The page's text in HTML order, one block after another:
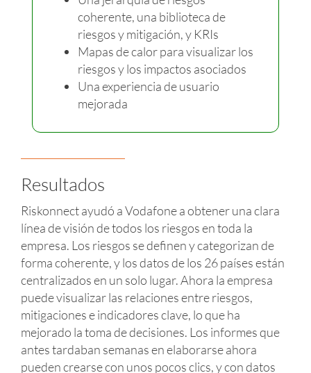
coherente, una biblioteca de
riesgos y mitigación, y KRIs
Mapas de calor para visualizar los
riesgos y los impactos asociados
Una experiencia de usuario
mejorada
Resultados
Riskonnect ayudó a Vodafone a obtener una clara
línea de visión de todos los riesgos en toda la
empresa. Los riesgos se definen y categorizan de
forma coherente, y los datos de los 26 países están
centralizados en un solo lugar. Ahora la empresa
puede visualizar las relaciones entre riesgos,
mitigaciones e indicadores clave, lo que ha
mejorado la toma de decisiones. Los informes que
antes tardaban semanas en elaborarse ahora
pueden crearse con unos pocos clics, y con datos